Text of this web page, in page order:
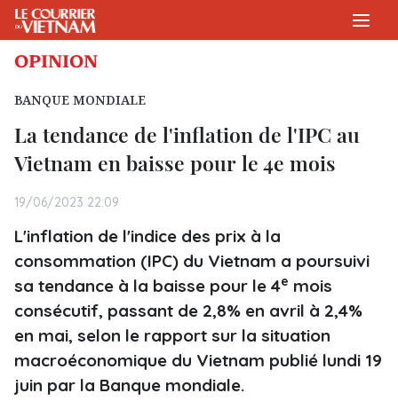
OPINION
BANQUE MONDIALE
La tendance de l'inflation de l'IPC au
Vietnam en baisse pour le 4e mois
19/06/2023 22:09
L'inflation de l'indice des prix à la
consommation (IPC) du Vietnam a poursuivi
sa tendance à la baisse pour le 4e mois
consécutif, passant de 2,8% en avril à 2,4%
en mai, selon le rapport sur la situation
macroéconomique du Vietnam publié lundi 19
juin par la Banque mondiale.